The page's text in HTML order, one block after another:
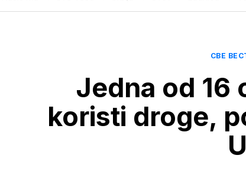
СВЕ
Jedna od 16
koristi droge,